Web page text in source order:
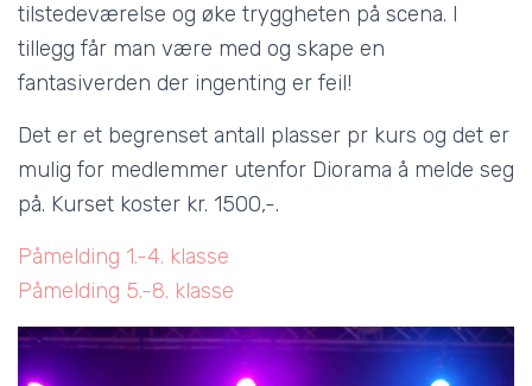
tilstedeværelse og øke tryggheten på scena. I
tillegg får man være med og skape en
fantasiverden der ingenting er feil!
Det er et begrenset antall plasser pr kurs og det er
mulig for medlemmer utenfor Diorama å melde seg
på. Kurset koster kr. 1500,-.
Påmelding 1.-4. klasse
Påmelding 5.-8. klasse